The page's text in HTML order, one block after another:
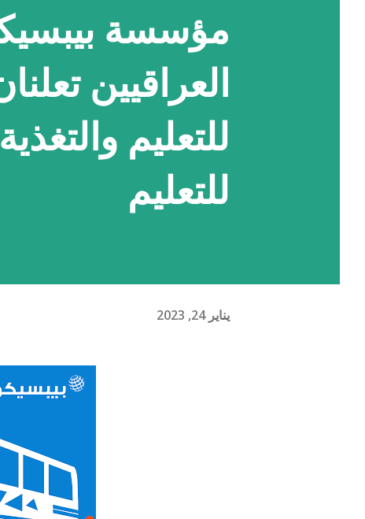
مؤسسة
العراقيين
للتعليم
للتعليم
يناير 24, 2023